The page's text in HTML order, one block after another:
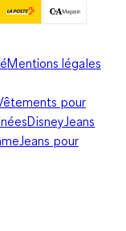
Mentions légales
pour
DisneyJeans
Jeans pour